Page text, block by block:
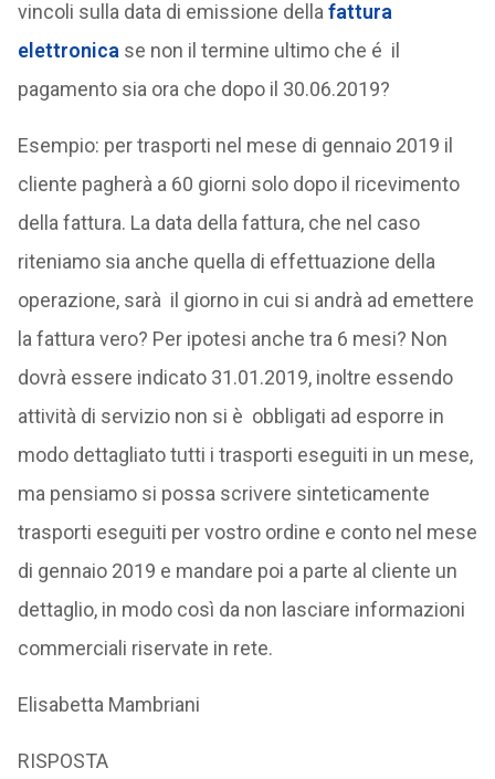
vincoli sulla data di emissione della fattura
elettronica se non il termine ultimo che é il
pagamento sia ora che dopo il 30.06.2019?
Esempio: per trasporti nel mese di gennaio 2019 il
cliente pagherà a 60 giorni solo dopo il ricevimento
della fattura. La data della fattura, che nel caso
riteniamo sia anche quella di effettuazione della
operazione, sarà il giorno in cui si andrà ad emettere
la fattura vero? Per ipotesi anche tra 6 mesi? Non
dovrà essere indicato 31.01.2019, inoltre essendo
attività di servizio non si è obbligati ad esporre in
modo dettagliato tutti i trasporti eseguiti in un mese,
ma pensiamo si possa scrivere sinteticamente
trasporti eseguiti per vostro ordine e conto nel mese
di gennaio 2019 e mandare poi a parte al cliente un
dettaglio, in modo così da non lasciare informazioni
commerciali riservate in rete.
Elisabetta Mambriani
RISPOSTA